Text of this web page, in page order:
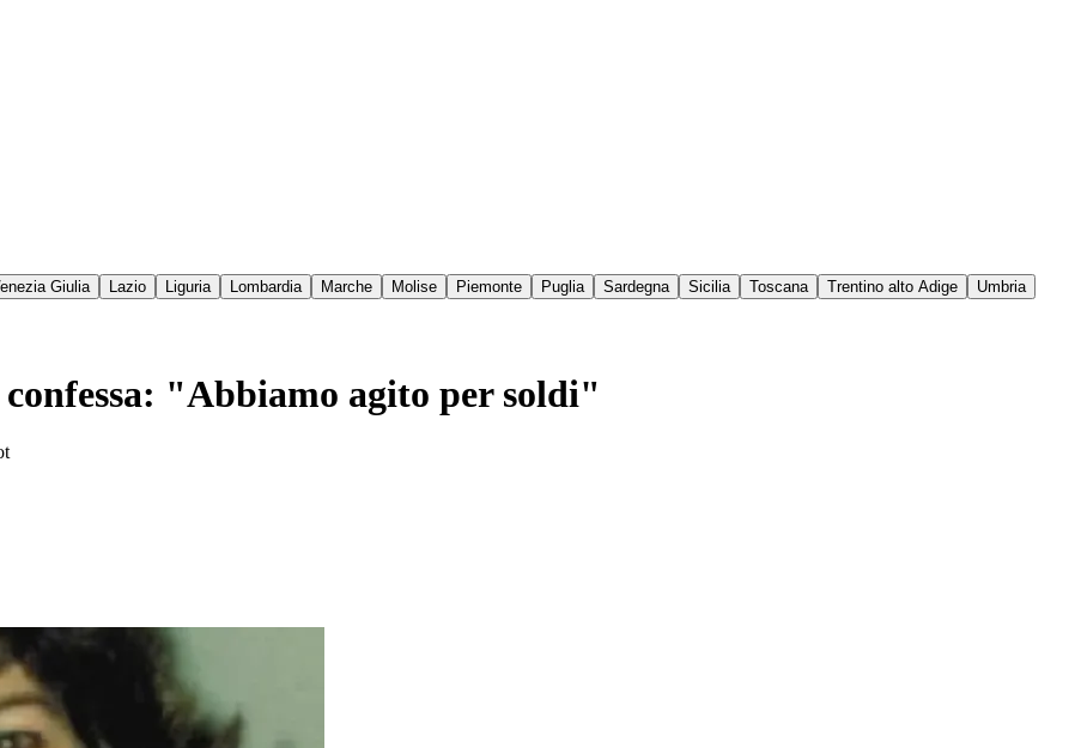
Giulia Lazio Liguria Lombardia Marche Molise Piemonte Puglia Sardegna Sicilia Toscana Trentino alto Adige
Umbria
"Abbiamo agito per soldi"